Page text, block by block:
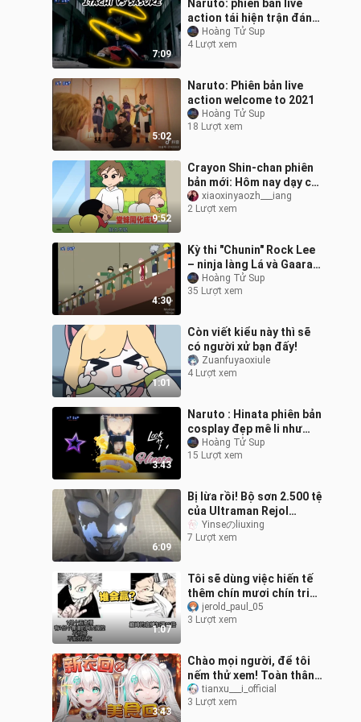
7:09
Naruto: phiên bản live
action tái hiện trận đánh
sống còn giữa itachi vs
sasuke cực kỳ hấp dẫn
Hoàng Tử Sup
4 Lượt xem
5:02
Naruto: Phiên bản live
action welcome to 2021
Hoàng Tử Sup
18 Lượt xem
9:52
Crayon Shin-chan phiên
bản mới: Hôm nay dạy cô
em họ đáng yêu tập xà
đơn đấy!
xiaoxinyaozh___iang
2 Lượt xem
4:30
Kỳ thi "Chunin" Rock Lee
– ninja làng Lá và Gaara –
ninja làng Cát nhưng ở
một nét vẽ khác haha😅
Hoàng Tử Sup
35 Lượt xem
1:01
Còn viết kiểu này thì sẽ
có người xử bạn đấy!
Zuanfuyaoxiule
4 Lượt xem
3:43
Naruto : Hinata phiên bản
cosplay đẹp mê li như
trong truyện bước ra xem
là phê! Aaa
Hoàng Tử Sup
15 Lượt xem
6:09
Bị lừa rồi! Bộ sơn 2.500 tệ
của Ultraman Rejol
ngược đời rốt cuộc có
chuyện gì vậy?
Yinseのliuxing
7 Lượt xem
1:07
Tôi sẽ dùng việc hiến tế
thêm chín mươi chín triệu
chín trăm chín mươi chín
nghìn chín trăm chín mươ
jerold_paul_05
3 Lượt xem
3:43
Chào mọi người, để tôi
nếm thử xem! Toàn thân
đều ăn được ư?
Streamer chuyên về đồ
tianxu___i_official
3 Lượt xem